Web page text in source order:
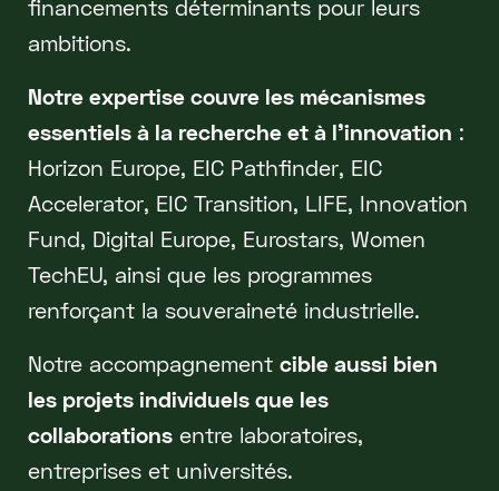
financements déterminants pour leurs
ambitions.
Notre expertise couvre les mécanismes
essentiels à la recherche et à l’innovation :
Horizon Europe, EIC Pathfinder, EIC
Accelerator, EIC Transition, LIFE, Innovation
Fund, Digital Europe, Eurostars, Women
TechEU, ainsi que les programmes
renforçant la souveraineté industrielle.
Notre accompagnement cible aussi bien
les projets individuels que les
collaborationsentre laboratoires,
entreprises et universités.